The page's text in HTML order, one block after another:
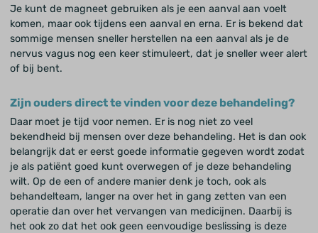
Je kunt de magneet gebruiken als je een aanval aan voelt
komen, maar ook tijdens een aanval en erna. Er is bekend dat
sommige mensen sneller herstellen na een aanval als je de
nervus vagus nog een keer stimuleert, dat je sneller weer alert
of bij bent.
Zijn ouders direct te vinden voor deze behandeling?
Daar moet je tijd voor nemen. Er is nog niet zo veel
bekendheid bij mensen over deze behandeling. Het is dan ook
belangrijk dat er eerst goede informatie gegeven wordt zodat
je als patiënt goed kunt overwegen of je deze behandeling
wilt. Op de een of andere manier denk je toch, ook als
behandelteam, langer na over het in gang zetten van een
operatie dan over het vervangen van medicijnen. Daarbij is
het ook zo dat het ook geen eenvoudige beslissing is deze